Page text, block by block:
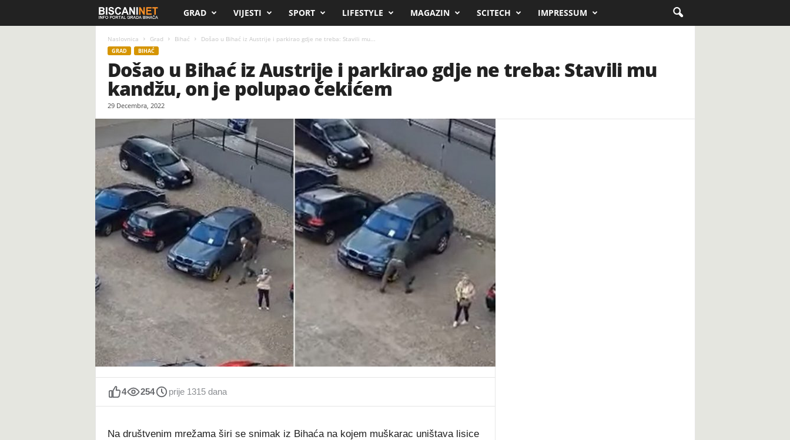
i
n
i
.
e
t
GRAD VIJESTI SPORT LIFESTYLE MAGAZIN SCITECH IMPRESSUM
Naslovnica Grad Bihać Došao u Bihać iz Austrije i parkirao gdje ne treba: Stavili mu...
GRAD BIHAĆ
Došao u Bihać iz Austrije i parkirao gdje ne treba: Stavili mu
kandžu, on je polupao čekićem
29 Decembra, 2022
4 254 prije 1315 dana
Na društvenim mrežama širi se snimak iz Bihaća na kojem muškarac uništava lisice